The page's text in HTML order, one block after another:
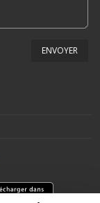
ENVOYER